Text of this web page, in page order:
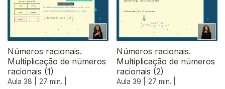
Números racionais.
Multiplicação de números
racionais (1)
Aula 38 |
27 min. |
Números racionais.
Multiplicação de números
racionais (2)
Aula 39 |
27 min. |